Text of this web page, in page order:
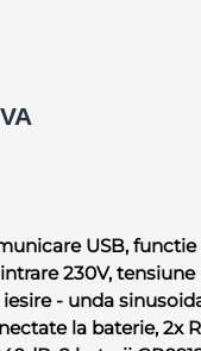
USB,
230V,
- unda
la baterie, 2x